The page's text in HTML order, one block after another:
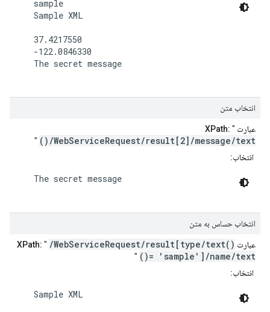
    sample
    Sample XML
    37.4217550
    -122.0846330
    The secret message
انتخاب متن
عبارت XPath: "
/WebServiceRequest/result[2]/message/text()
"
انتخاب:
    The secret message
انتخاب حساس به متن
عبارت XPath: " /WebServiceRequest/result[type/text()
= 'sample']/name/text()
"
انتخاب:
    Sample XML